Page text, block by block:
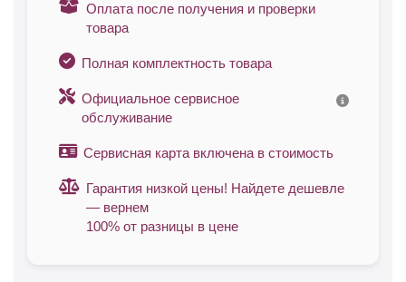
Оплата после получения и проверки
товара
Полная комплектность товара
Официальное сервисное
обслуживание
Сервисная карта включена в стоимость
Гарантия низкой цены! Найдете дешевле
— вернем
100% от разницы в цене